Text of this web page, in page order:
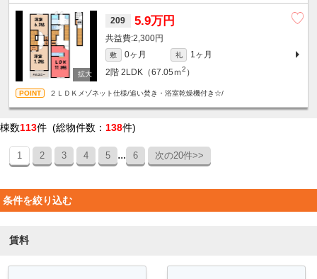
209 5.9万円
2,300円
敷 0ヶ月 礼
1ヶ月
2階 2LDK（67.05ｍ2 ）
２ＬＤＫメゾネット仕様/追い焚き・浴室乾燥機付き☆/
棟数113件 (総物件数： 138件)
1 2 3 4 5 ... 6 次の20件>>
条件を絞り込む
賃料